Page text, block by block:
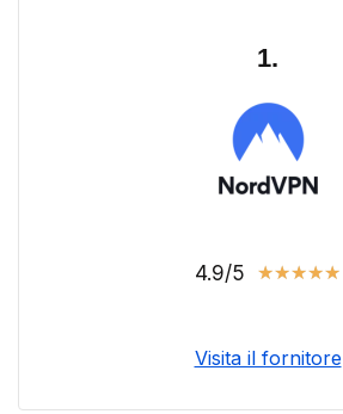
1.
4.9/5 ★★★★★
Visita il fornitore